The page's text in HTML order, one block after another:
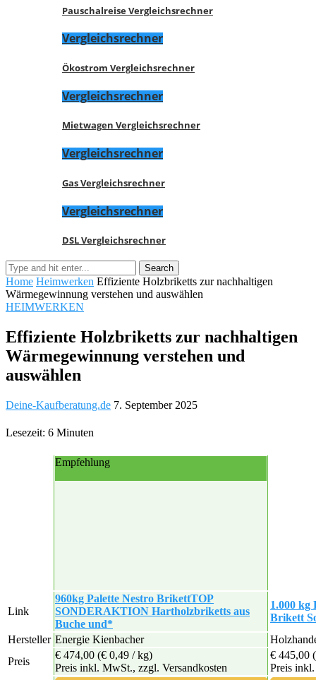
Pauschalreise Vergleichsrechner
Vergleichsrechner
Ökostrom Vergleichsrechner
Vergleichsrechner
Mietwagen Vergleichsrechner
Vergleichsrechner
Gas Vergleichsrechner
Vergleichsrechner
DSL Vergleichsrechner
Home Heimwerken Effiziente Holzbriketts zur nachhaltigen
Wärmegewinnung verstehen und auswählen
HEIMWERKEN
Effiziente Holzbriketts zur nachhaltigen
Wärmegewinnung verstehen und
auswählen
Deine-Kaufberatung.de 7. September 2025
Lesezeit: 6 Minuten
Empfehlung
Link
960kg Palette Nestro BrikettTOP
SONDERAKTION Hartholzbriketts aus
Buche und*
1.000 kg
Brikett
Hersteller Energie Kienbacher
Preis
€ 474,00 (€ 0,49 / kg)
Preis inkl. MwSt., zzgl. Versandkosten
€ 445,00
Preis